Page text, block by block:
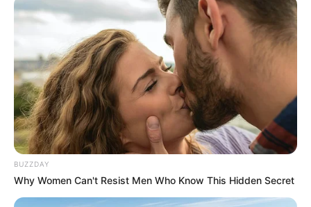
PRIX DE GIVERNY notre regret dans ce
Quinté
Pour vous proposer le meilleur pronostic PMU
gagnant en 6 chevaux nous n’avons pas d’autre
solution que de faire des choix, ce sera donc notre
regret du jour, cela dit pour venir pimenter les
rapports, et si vous avez les moyens de l’intégrer
BUZZDAY
Why Women Can't Resist Men Who Know This Hidden Secret